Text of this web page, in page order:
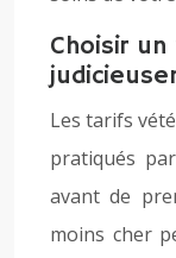
Choisir
Les tarifs
pratiqués
avant de
moins cher